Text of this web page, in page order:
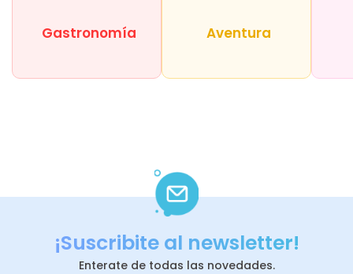
Gastronomía Aventura
¡Suscribite al newsletter!
Enterate de todas las novedades.